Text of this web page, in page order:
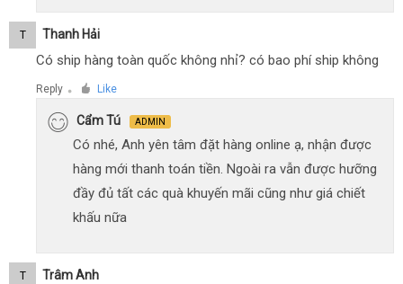
T Thanh Hải
Có ship hàng toàn quốc không nhỉ? có bao phí ship không
Reply ● Like
Cẩm Tú ADMIN
Có nhé, Anh yên tâm đặt hàng online ạ, nhận được
hàng mới thanh toán tiền. Ngoài ra vẫn được hưỡng
đầy đủ tất các quà khuyến mãi cũng như giá chiết
khấu nữa
T Trâm Anh